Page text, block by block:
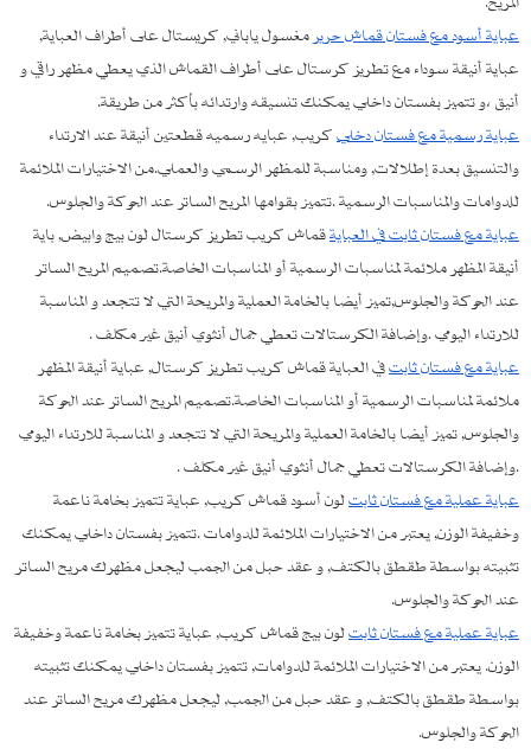
عباية أسود مع فستان قماش حريرمغسول ياباني, كريستال على أطراف العباية,
عباية أنيقة سوداء مع تطريز كرستال على أطراف القماش الذي يعطي مظهر راقي و
أنيق ،و تتميز بفستان داخلي يمكنك تنسيقه وارتدائه بأكثر من طريقة.
عباية رسمية مع فستان دخليكريب, عبايه رسميه قطعتين أنيقة عند الارتداء
والتنسيق بعدة إطلالات, ومناسبة للمظهر الرسمي والعملي.من الاختيارات الملائمة
للدوامات والمناسبات الرسمية .تتميز بقوامها المريح الساتر عند الحركة والجلوس.
عباية مع فستان ثابت في العبايةقماش كريب تطريز كرستال لون بيج وابيض, باية
أنيقة المظهر ملائمة لمناسبات الرسمية أو المناسبات الخاصة.تصميم المريح الساتر
عند الحركة والجلوس,تميز أيضا بالخامة العملية والمريحة التي لا تتجعد و المناسبة
للارتداء اليومي .وإضافة الكرستالات تعطي جمال أنثوي أنيق غير مكلف .
عباية مع فستان ثابتفي العباية قماش كريب تطريز كرستال, عباية أنيقة المظهر
ملائمة لمناسبات الرسمية أو المناسبات الخاصة.تصميم المريح الساتر عند الحركة
والجلوس, تميز أيضا بالخامة العملية والمريحة التي لا تتجعد و المناسبة للارتداء اليومي
.وإضافة الكرستالات تعطي جمال أنثوي أنيق غير مكلف .
عباية عملية مع فستان ثابتلون أسود قماش كريب, عباية تتميز بخامة ناعمة
وخفيفة الوزن, يعتبر من الاختيارات الملائمة للدوامات .تتميز بفستان داخلي يمكنك
تثبيته بواسطة طقطق بالكتف, و عقد حبل من الجمب ليجعل مظهرك مريح الساتر
عند الحركة والجلوس.
عباية عملية مع فستان ثابتلون بيج قماش كريب, عباية تتميز بخامة ناعمة وخفيفة
الوزن. يعتبر من الاختيارات الملائمة للدوامات, تتميز بفستان داخلي يمكنك تثبيته
بواسطة طقطق بالكتف, و عقد حبل من الجمب, ليجعل مظهرك مريح الساتر عند
الحركة والجلوس.